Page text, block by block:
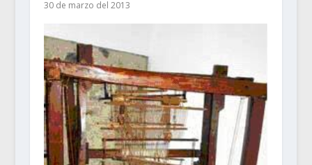
30 de marzo del 2013